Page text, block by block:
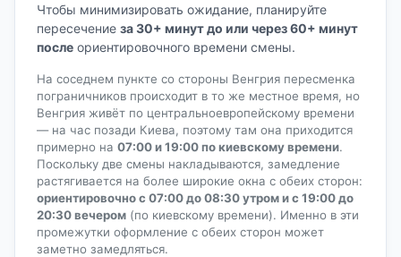
Чтобы минимизировать ожидание, планируйте
пересечение за 30+ минут до или через 60+ минут
после ориентировочного времени смены.
На соседнем пункте со стороны Венгрия пересменка
пограничников происходит в то же местное время, но
Венгрия живёт по центральноевропейскому времени
— на час позади Киева, поэтому там она приходится
примерно на 07:00 и 19:00 по киевскому времени.
Поскольку две смены накладываются, замедление
растягивается на более широкие окна с обеих сторон:
ориентировочно с 07:00 до 08:30 утром и с 19:00 до
20:30 вечером (по киевскому времени). Именно в эти
промежутки оформление с обеих сторон может
заметно замедляться.